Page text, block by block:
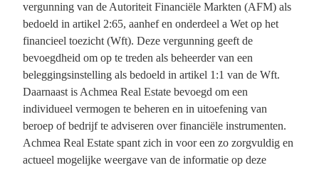
vergunning van de Autoriteit Financiële Markten (AFM) als
bedoeld in artikel 2:65, aanhef en onderdeel a Wet op het
financieel toezicht (Wft). Deze vergunning geeft de
bevoegdheid om op te treden als beheerder van een
beleggingsinstelling als bedoeld in artikel 1:1 van de Wft.
Daarnaast is Achmea Real Estate bevoegd om een
individueel vermogen te beheren en in uitoefening van
beroep of bedrijf te adviseren over financiële instrumenten.
Achmea Real Estate spant zich in voor een zo zorgvuldig en
actueel mogelijke weergave van de informatie op deze